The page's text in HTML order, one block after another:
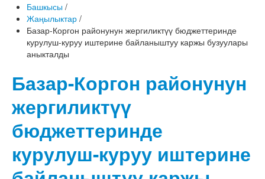
Башкысы /
Жаңылыктар /
Базар-Коргон районунун жергиликтүү бюджеттеринде
курулуш-куруу иштерине байланыштуу каржы бузуулары
аныкталды
Базар-Коргон районунун
жергиликтүү
бюджеттеринде
курулуш-куруу иштерине